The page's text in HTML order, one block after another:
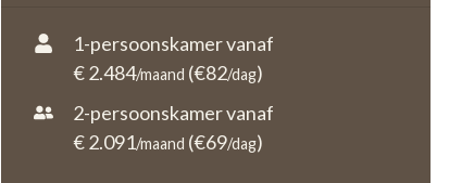
1-persoonskamer vanaf
€ 2.484/maand (€82/dag)
2-persoonskamer vanaf
€ 2.091/maand (€69/dag)